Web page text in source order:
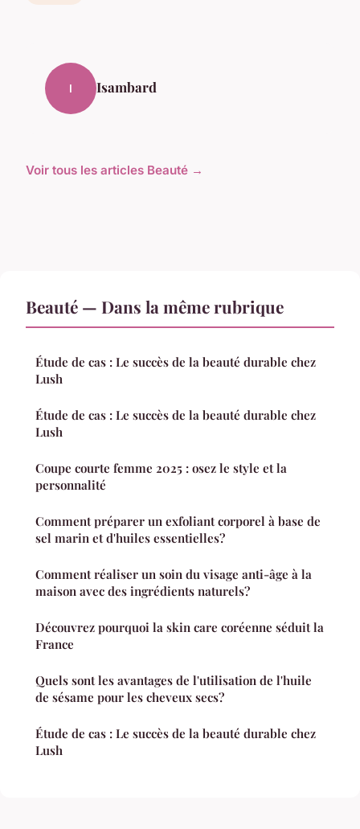
I Isambard
Voir tous les articles Beauté →
Beauté — Dans la même rubrique
Étude de cas : Le succès de la beauté durable chez
Lush
Étude de cas : Le succès de la beauté durable chez
Lush
Coupe courte femme 2025 : osez le style et la
personnalité
Comment préparer un exfoliant corporel à base de
sel marin et d'huiles essentielles?
Comment réaliser un soin du visage anti-âge à la
maison avec des ingrédients naturels?
Découvrez pourquoi la skin care coréenne séduit la
France
Quels sont les avantages de l'utilisation de l'huile
de sésame pour les cheveux secs?
Étude de cas : Le succès de la beauté durable chez
Lush